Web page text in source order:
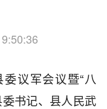
委,议军
议军会议暨“八
书记、县人民武